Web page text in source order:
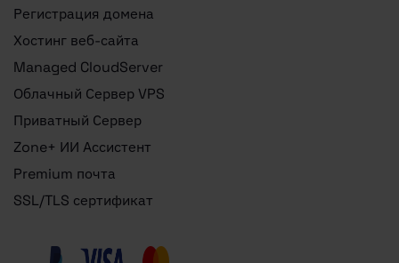
Регистрация домена
Хостинг веб-сайта
Managed CloudServer
Облачный Сервер VPS
Приватный Сервер
Zone+ ИИ Ассистент
Premium почта
SSL/TLS сертификат